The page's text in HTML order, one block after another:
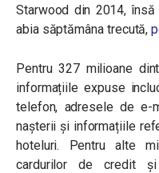
Starwood din 2014,
abia săptămâna trecută,
Pentru 327 milioane
informațiile expuse
telefon, adresele de e-
nașterii și informațiile
hoteluri. Pentru alte
cardurilor de credit